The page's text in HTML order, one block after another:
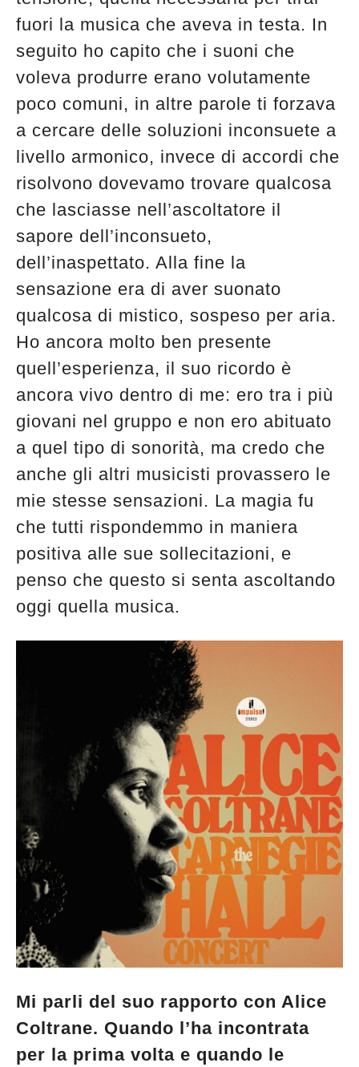
fuori la musica che aveva in testa. In
seguito ho capito che i suoni che
voleva produrre erano volutamente
poco comuni, in altre parole ti forzava
a cercare delle soluzioni inconsuete a
livello armonico, invece di accordi che
risolvono dovevamo trovare qualcosa
che lasciasse nell’ascoltatore il
sapore dell’inconsueto,
dell’inaspettato. Alla fine la
sensazione era di aver suonato
qualcosa di mistico, sospeso per aria.
Ho ancora molto ben presente
quell’esperienza, il suo ricordo è
ancora vivo dentro di me: ero tra i più
giovani nel gruppo e non ero abituato
a quel tipo di sonorità, ma credo che
anche gli altri musicisti provassero le
mie stesse sensazioni. La magia fu
che tutti rispondemmo in maniera
positiva alle sue sollecitazioni, e
penso che questo si senta ascoltando
oggi quella musica.
Mi parli del suo rapporto con Alice
Coltrane. Quando l’ha incontrata
per la prima volta e quando le